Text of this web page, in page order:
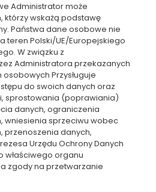
Administrator może
wskażą podstawę
Państwa dane osobowe nie
teren Polski/UE/Europejskiego
W związku z
Administratora przekazanych
Przysługuje
do swoich danych oraz
sprostowania (poprawiania)
danych, ograniczenia
wniesienia sprzeciwu wobec
przenoszenia danych,
Urzędu Ochrony Danych
właściwego organu
zgody na przetwarzanie